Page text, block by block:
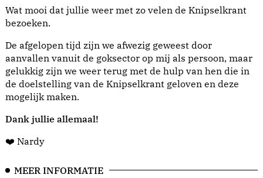
Wat mooi dat jullie weer met zo velen de Knipselkrant
bezoeken.
De afgelopen tijd zijn we afwezig geweest door
aanvallen vanuit de goksector op mij als persoon, maar
gelukkig zijn we weer terug met de hulp van hen die in
de doelstelling van de Knipselkrant geloven en deze
mogelijk maken.
Dank jullie allemaal!
❤️ Nardy
MEER INFORMATIE